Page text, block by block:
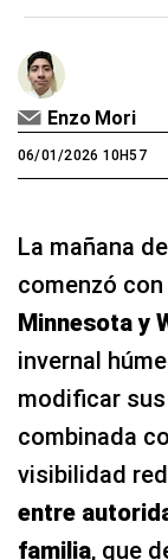
Enzo Mori
06/01/2026 10H57
La mañana
comenzó con
Minnesota y
invernal
modificar
combinada
visibilidad
entre
familia, que